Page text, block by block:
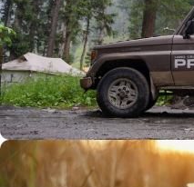
Alışverişe Başla
ARAÇ AKSESUARLARI